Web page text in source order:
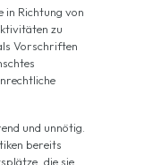
Richtung von
zu
Vorschriften
und unnötig.
bereits
die sie